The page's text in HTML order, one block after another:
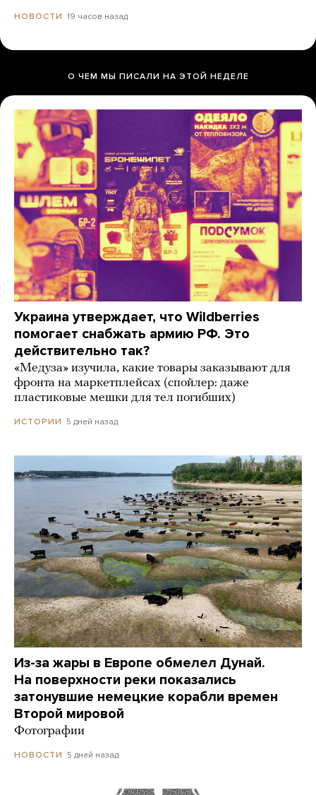
НОВОСТИ 19 часов назад
О ЧЕМ МЫ ПИСАЛИ НА ЭТОЙ НЕДЕЛЕ
Украина утверждает, что Wildberries
помогает снабжать армию РФ. Это
действительно так?
«Медуза» изучила, какие товары заказывают для
фронта на маркетплейсах (спойлер: даже
пластиковые мешки для тел погибших)
ИСТОРИИ 5 дней назад
Из-за жары в Европе обмелел Дунай.
На поверхности реки показались
затонувшие немецкие корабли времен
Второй мировой
Фотографии
НОВОСТИ 5 дней назад